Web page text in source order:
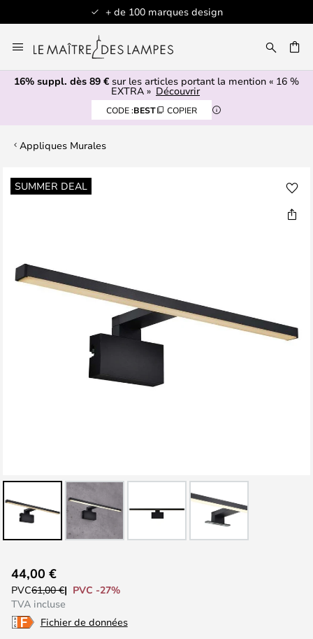
+ de 100 marques design
au
contenu
16% suppl. dès 89 € sur les articles portant la mention « 16 %
EXTRA » Découvrir
CODE :BEST COPIER
Appliques Murales
SUMMER DEAL
Skip
to
the
images
to
the
beginning
of
44,00 €
PVC61,00 €
PVC -27%
TVA incluse
Fichier de données